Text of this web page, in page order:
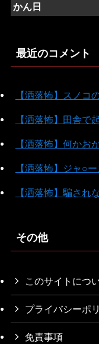
かん日
最近のコメント
【洒落怖】スノコ
【洒落怖】田舎で
【洒落怖】何かお
【洒落怖】ジャ○
【洒落怖】騙され
その他
このサイトにつ
プライバシーポ
免責事項